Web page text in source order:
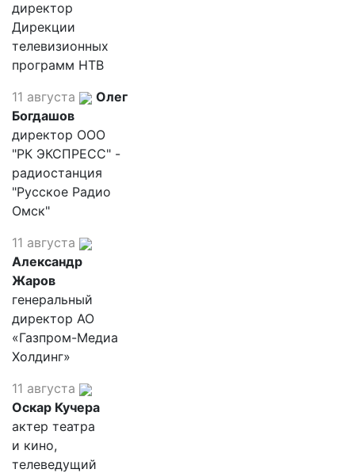
директор
Дирекции
телевизионных
программ НТВ
11 августа
Олег
Богдашов
директор ООО
"РК ЭКСПРЕСС" -
радиостанция
"Русское Радио
Омск"
11 августа
Александр
Жаров
генеральный
директор АО
«Газпром-Медиа
Холдинг»
11 августа
Оскар Кучера
актер театра
и кино,
телеведущий